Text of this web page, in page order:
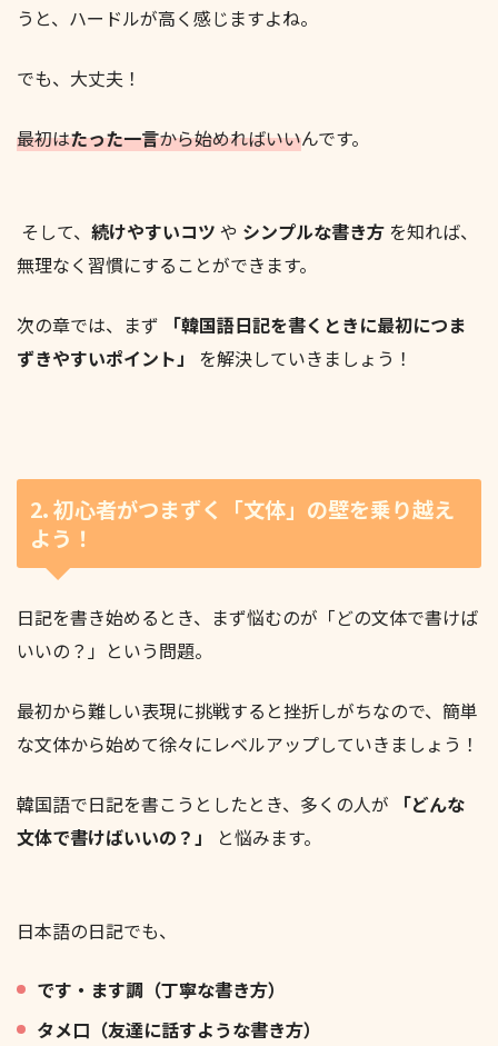
うと、ハードルが高く感じますよね。
でも、大丈夫！
最初はたった一言から始めればいいんです。
そして、 続けやすいコツ や シンプルな書き方 を知れば、
無理なく習慣にすることができます。
次の章では、まず
「韓国語日記を書くときに最初につま
ずきやすいポイント」
を解決していきましょう！
2. 初心者がつまずく「文体」の壁を乗り越え
よう！
日記を書き始めるとき、まず悩むのが「どの文体で書けば
いいの？」という問題。
最初から難しい表現に挑戦すると挫折しがちなので、簡単
な文体から始めて徐々にレベルアップしていきましょう！
韓国語で日記を書こうとしたとき、多くの人が
「どんな
文体で書けばいいの？」
と悩みます。
日本語の日記でも、
です・ます調（丁寧な書き方）
タメ口（友達に話すような書き方）